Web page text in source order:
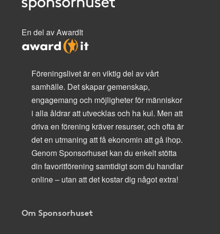
En del av AwardIt
Föreningslivet är en viktig del av vårt
samhälle. Det skapar gemenskap,
engagemang och möjligheter för människor
i alla åldrar att utvecklas och ha kul. Men att
driva en förening kräver resurser, och ofta är
det en utmaning att få ekonomin att gå ihop.
Genom Sponsorhuset kan du enkelt stötta
din favoritförening samtidigt som du handlar
online – utan att det kostar dig något extra!
Om Sponsorhuset